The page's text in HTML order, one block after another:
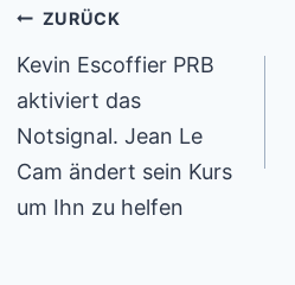
Beitragsnavigation
ZURÜCK
Kevin Escoffier PRB
aktiviert das
Notsignal. Jean Le
Cam ändert sein Kurs
um Ihn zu helfen